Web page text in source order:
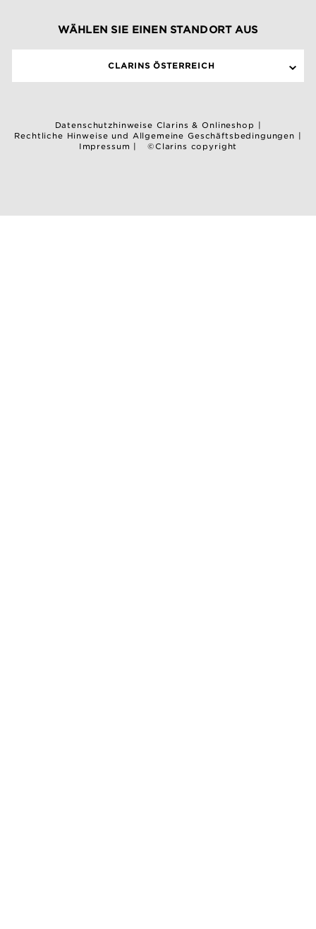
WÄHLEN SIE EINEN STANDORT AUS
CLARINS ÖSTERREICH
Datenschutzhinweise Clarins & Onlineshop
Rechtliche Hinweise und Allgemeine Geschäftsbedingungen
Impressum
©Clarins copyright